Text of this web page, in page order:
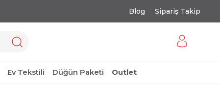
Blog Sipariş Takip
Ev Tekstili Düğün Paketi Outlet